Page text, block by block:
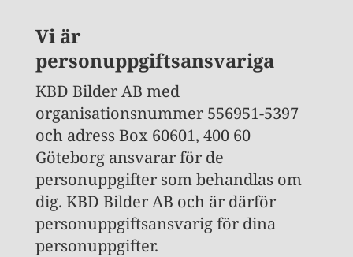
Vi är
personuppgiftsansvariga
KBD Bilder AB med
organisationsnummer 556951-5397
och adress Box 60601, 400 60
Göteborg ansvarar för de
personuppgifter som behandlas om
dig. KBD Bilder AB och är därför
personuppgiftsansvarig för dina
personuppgifter.